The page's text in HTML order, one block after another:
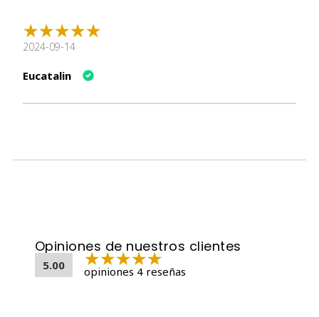
Sal
Sorbato Potásico
Suplemento de Vitamina E
Cremi Treats Pollo 5u
, almacenar en un lugar fresco y
seco.
Especificaciones del Producto
2024-09-14
Eucatalin
Opiniones de nuestros clientes
5.00 opiniones 4 reseñas